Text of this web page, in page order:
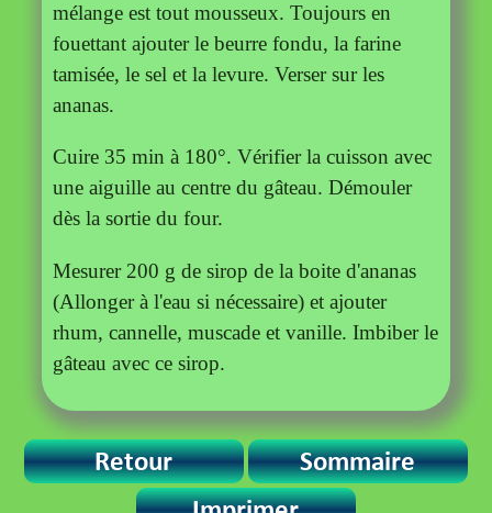
mélange est tout mousseux. Toujours en
fouettant ajouter le beurre fondu, la farine
tamisée, le sel et la levure. Verser sur les
ananas.
Cuire 35 min à 180°. Vérifier la cuisson avec
une aiguille au centre du gâteau. Démouler
dès la sortie du four.
Mesurer 200 g de sirop de la boite d'ananas
(Allonger à l'eau si nécessaire) et ajouter
rhum, cannelle, muscade et vanille. Imbiber le
gâteau avec ce sirop.